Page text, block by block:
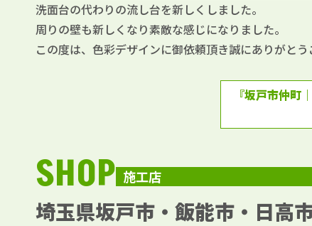
洗面台の代わりの流し台を新しくしました。
周りの壁も新しくなり素敵な感じになりました。
この度は、色彩デザインに御依頼頂き誠にありがとう
『坂戸市仲町
施工店
SHOP
埼玉県坂戸市・飯能市・日高